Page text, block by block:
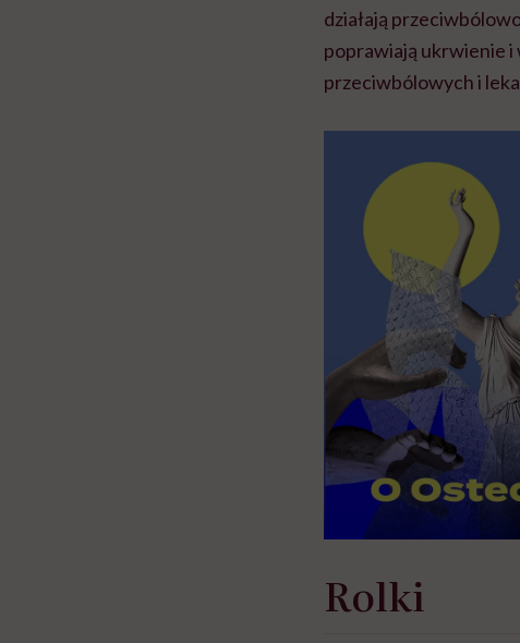
działają
poprawiają ukrwienie i
przeciwbólowych i
Rolki